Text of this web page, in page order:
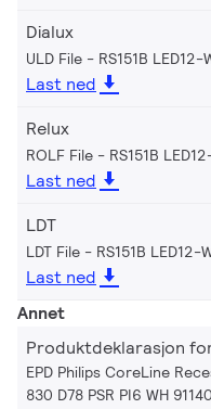
Dialux
ULD File - RS151B
Last ned
Relux
ROLF File - RS151B
Last ned
LDT
LDT File - RS151B
Last ned
Annet
Produktdeklarasjon
EPD Philips CoreLine
830 D78 PSR PI6 WH